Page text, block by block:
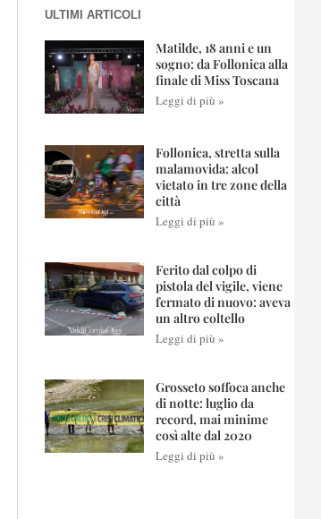
ULTIMI ARTICOLI
Matilde, 18 anni e un
sogno: da Follonica alla
finale di Miss Toscana
Leggi di più »
Follonica, stretta sulla
malamovida: alcol
vietato in tre zone della
città
Leggi di più »
Ferito dal colpo di
pistola del vigile, viene
fermato di nuovo: aveva
un altro coltello
Leggi di più »
Grosseto soffoca anche
di notte: luglio da
record, mai minime
così alte dal 2020
Leggi di più »